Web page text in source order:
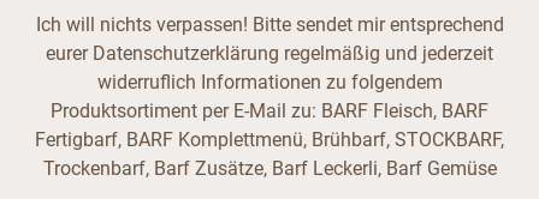
Ich will nichts verpassen! Bitte sendet mir entsprechend
eurer Datenschutzerklärung regelmäßig und jederzeit
widerruflich Informationen zu folgendem
Produktsortiment per E-Mail zu: BARF Fleisch, BARF
Fertigbarf, BARF Komplettmenü, Brühbarf, STOCKBARF,
Trockenbarf, Barf Zusätze, Barf Leckerli, Barf Gemüse